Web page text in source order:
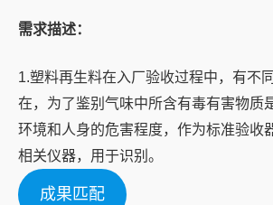
需求描述：
1.塑料再生料在入厂验收过程中，有不
在，为了鉴别气味中所含有毒有害物质
环境和人身的危害程度，作为标准验收
相关仪器，用于识别。
成果匹配